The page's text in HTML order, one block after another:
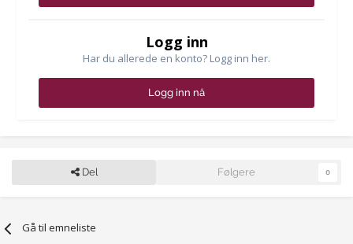
Logg inn
Har du allerede en konto? Logg inn her.
Logg inn nå
Del Følgere 0
Gå til emneliste